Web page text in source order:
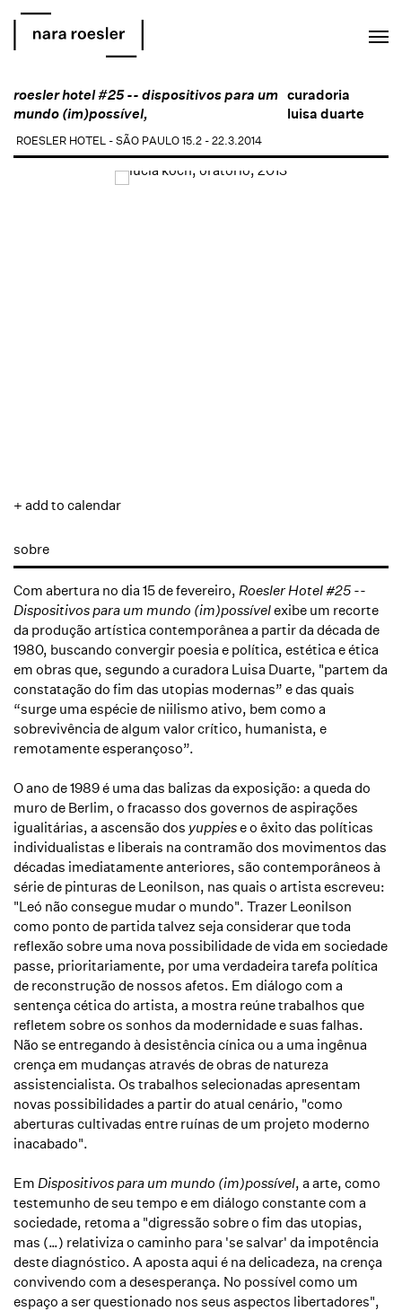
ROESLER HOTEL - SÃO PAULO15.2 - 22.3.2014
curadoria
luisa duarte
roesler hotel #25 -- dispositivos para um
mundo (im)possível,
Open a larger version of the following image in a popup:
+ add to calendar
sobre
Com abertura no dia 15 de fevereiro, Roesler Hotel #25 --
Dispositivos para um mundo (im)possívelexibe um recorte
da produção artística contemporânea a partir da década de
1980, buscando convergir poesia e política, estética e ética
em obras que, segundo a curadora Luisa Duarte, "partem da
constatação do fim das utopias modernas” e das quais
“surge uma espécie de niilismo ativo, bem como a
sobrevivência de algum valor crítico, humanista, e
remotamente esperançoso”.
O ano de 1989 é uma das balizas da exposição: a queda do
muro de Berlim, o fracasso dos governos de aspirações
igualitárias, a ascensão dos yuppiese o êxito das políticas
individualistas e liberais na contramão dos movimentos das
décadas imediatamente anteriores, são contemporâneos à
série de pinturas de Leonilson, nas quais o artista escreveu:
"Leó não consegue mudar o mundo". Trazer Leonilson
como ponto de partida talvez seja considerar que toda
reflexão sobre uma nova possibilidade de vida em sociedade
passe, prioritariamente, por uma verdadeira tarefa política
de reconstrução de nossos afetos. Em diálogo com a
sentença cética do artista, a mostra reúne trabalhos que
refletem sobre os sonhos da modernidade e suas falhas.
Não se entregando à desistência cínica ou a uma ingênua
crença em mudanças através de obras de natureza
assistencialista. Os trabalhos selecionadas apresentam
novas possibilidades a partir do atual cenário, "como
aberturas cultivadas entre ruínas de um projeto moderno
inacabado".
Em Dispositivos para um mundo (im)possível, a arte, como
testemunho de seu tempo e em diálogo constante com a
sociedade, retoma a "digressão sobre o fim das utopias,
mas (…) relativiza o caminho para 'se salvar' da impotência
deste diagnóstico. A aposta aqui é na delicadeza, na crença
convivendo com a desesperança. No possível como um
espaço a ser questionado nos seus aspectos libertadores",